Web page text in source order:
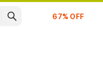
Suscríbete